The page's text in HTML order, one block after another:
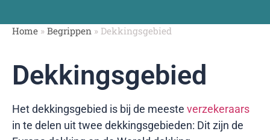
Home » Begrippen » Dekkingsgebied
Dekkingsgebied
Het dekkingsgebied is bij de meeste verzekeraars
in te delen uit twee dekkingsgebieden: Dit zijn de